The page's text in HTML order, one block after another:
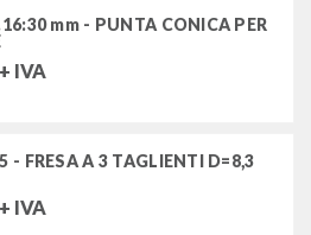
mm - PUNTA CONICA PER
IVA
- FRESA A 3 TAGLIENTI D=8,3
IVA